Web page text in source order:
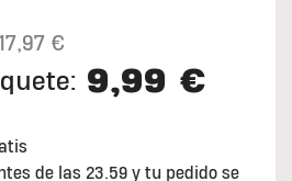
9,99 €
€
de las 23.59 y tu pedido se